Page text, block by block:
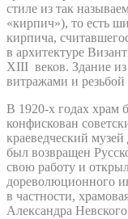
стиле из так
«кирпич»), то есть
кирпича,
в архитектуре
XIII веков. Здание
витражами и
В 1920-х годах храм
конфискован
краеведческий
был возвращен
свою работу и
дореволюционного
в частности,
Александра